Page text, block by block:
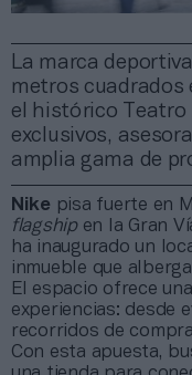
La marca
metros cuadrados
el histórico Teatro
exclusivos,
amplia gama de
Nike pisa fuerte en
flagship en la Gran
ha inaugurado un
inmueble que
El espacio ofrece
experiencias: desde
recorridos de
Con esta apuesta,